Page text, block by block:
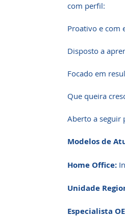
com perfil:
Proativo e com
Disposto a
Focado em
Que queira
Aberto a seguir
Modelos de
Home Office:
Unidade
Especialista